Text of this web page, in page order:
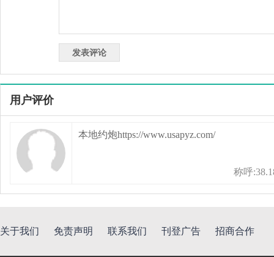
用户评价
本地约炮https://www.usapyz.com/
称呼
关于我们 免责声明 联系我们 刊登广告 招商合作